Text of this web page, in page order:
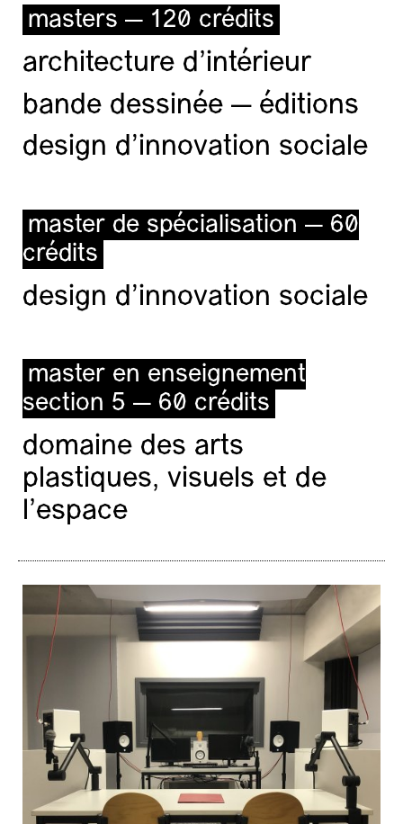
masters — 120 crédits
architecture d’intérieur
bande dessinée — éditions
design d'innovation sociale
master de spécialisation — 60
crédits
design d'innovation sociale
master en enseignement
section 5 — 60 crédits
domaine des arts
plastiques, visuels et de
l’espace